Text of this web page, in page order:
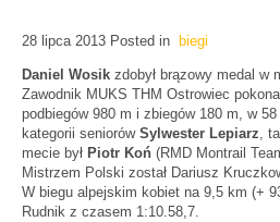
28 lipca 2013 Posted in biegi
Daniel Wosik zdobył brązowy medal
Zawodnik MUKS THM Ostrowiec
podbiegów 980 m i zbiegów 180 m, w
kategorii seniorów Sylwester Lepiarz,
mecie był Piotr Koń (RMD Montrail
Mistrzem Polski został Dariusz
W biegu alpejskim kobiet na 9,5 km (+
Rudnik z czasem 1:10.58,7.